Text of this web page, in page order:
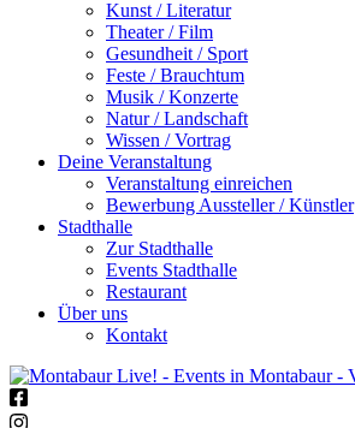
Kunst / Literatur
Theater / Film
Gesundheit / Sport
Feste / Brauchtum
Musik / Konzerte
Natur / Landschaft
Wissen / Vortrag
Deine Veranstaltung
Veranstaltung einreichen
Bewerbung Aussteller / Künstler
Stadthalle
Zur Stadthalle
Events Stadthalle
Restaurant
Über uns
Kontakt